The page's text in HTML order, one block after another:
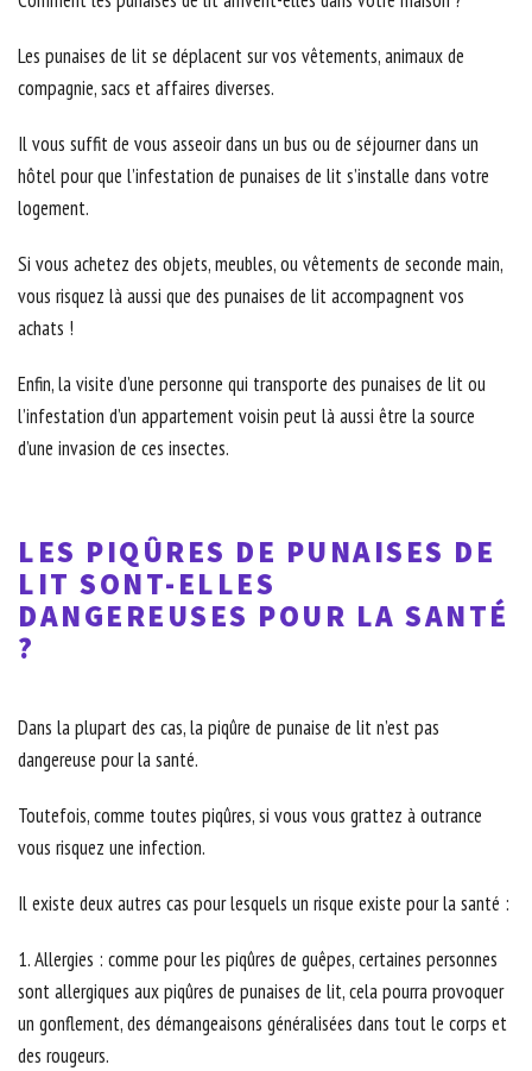
Les punaises de lit se déplacent sur vos vêtements, animaux de
compagnie, sacs et affaires diverses.
Il vous suffit de vous asseoir dans un bus ou de séjourner dans un
hôtel pour que l’infestation de punaises de lit s’installe dans votre
logement.
Si vous achetez des objets, meubles, ou vêtements de seconde main,
vous risquez là aussi que des punaises de lit accompagnent vos
achats !
Enfin, la visite d’une personne qui transporte des punaises de lit ou
l’infestation d’un appartement voisin peut là aussi être la source
d’une invasion de ces insectes.
LES PIQÛRES DE PUNAISES DE
LIT SONT-ELLES
DANGEREUSES POUR LA SANTÉ
?
Dans la plupart des cas, la piqûre de punaise de lit n’est pas
dangereuse pour la santé.
Toutefois, comme toutes piqûres, si vous vous grattez à outrance
vous risquez une infection.
Il existe deux autres cas pour lesquels un risque existe pour la santé :
1. Allergies : comme pour les piqûres de guêpes, certaines personnes
sont allergiques aux piqûres de punaises de lit, cela pourra provoquer
un gonflement, des démangeaisons généralisées dans tout le corps et
des rougeurs.